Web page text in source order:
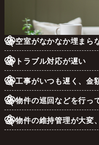
空室がなかなか埋まら
トラブル対応が遅い
工事がいつも遅く、金
物件の巡回などを行っ
物件の維持管理が大変